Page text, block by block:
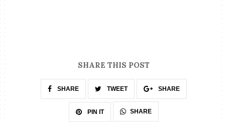
SHARE THIS POST
SHARE TWEET SHARE
PIN IT SHARE